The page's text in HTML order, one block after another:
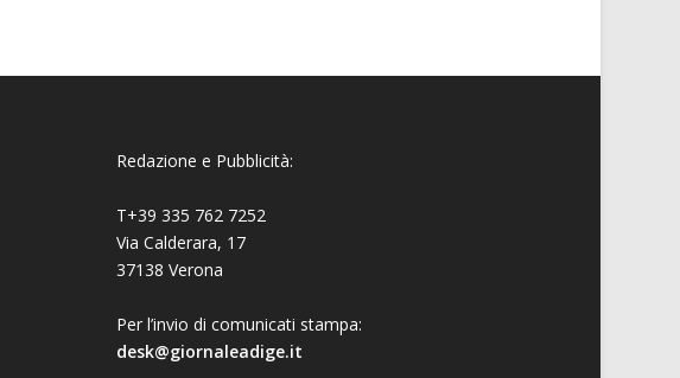
Redazione e Pubblicità:
T+39 335 762 7252
Via Calderara, 17
37138 Verona
Per l’invio di comunicati stampa:
desk@giornaleadige.it